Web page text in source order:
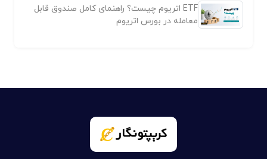
ETF اتریوم چیست؟ راهنمای کامل صندوق قابل
معامله در بورس اتریوم